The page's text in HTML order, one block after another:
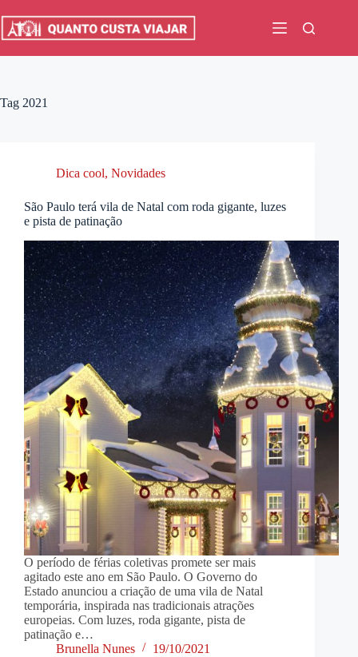
para
Tag 2021
Dica cool, Novidades
São Paulo terá vila de Natal com roda gigante, luzes
e pista de patinação
O período de férias coletivas promete ser mais
agitado este ano em São Paulo. O Governo do
Estado anunciou a criação de uma vila de Natal
temporária, inspirada nas tradicionais atrações
europeias. Com luzes, roda gigante, pista de
patinação e…
Brunella Nunes
19/10/2021